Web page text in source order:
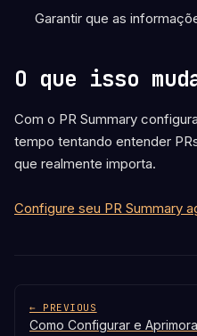
Garantir que as
O que isso
Com o PR Summary
tempo tentando entender
que realmente importa.
Configure seu PR Summary
← PREVIOUS
Como Configurar e